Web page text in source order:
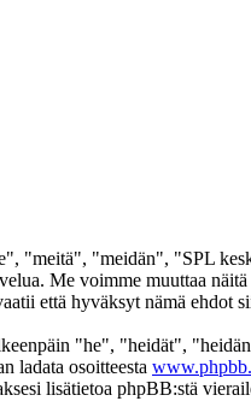
"meitä", "meidän", "SPL
Me voimme muuttaa
että hyväksyt nämä ehdot
"he", "heidät",
ladata osoitteesta
lisätietoa phpBB:stä